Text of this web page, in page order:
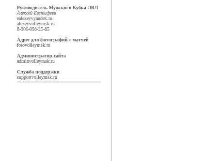
Руководитель Мужского Кубка ЛВЛ
Алексей Евстифеев
ealexeyvyandex.ru
alexeyvolleymsk.ru
8-906-098-25-85
Адрес для фотографий с матчей
fotovolleymsk.ru
Администратор сайта
adminvolleymsk.ru
Служба поддержки
supportvolleymsk.ru